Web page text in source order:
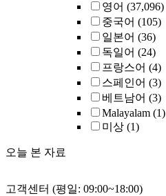
영어 (37,096)
중국어 (105)
일본어 (36)
독일어 (24)
프랑스어 (4)
스페인어 (3)
베트남어 (3)
Malayalam (1)
미상 (1)
오늘 본 자료
고객센터 (평일: 09:00~18:00)